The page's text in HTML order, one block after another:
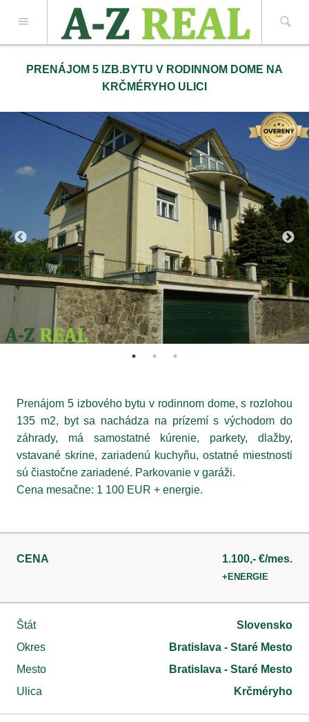
Z REAL spol. s r.o.
PRENÁJOM 5 IZB.BYTU V RODINNOM DOME NA
KRČMÉRYHO ULICI
Prenájom 5 izbového bytu v rodinnom dome, s rozlohou
135 m2, byt sa nachádza na prízemí s východom do
záhrady, má samostatné kúrenie, parkety, dlažby,
vstavané skrine, zariadenú kuchyňu, ostatné miestnosti
sú čiastočne zariadené. Parkovanie v garáži.
Cena mesačne: 1 100 EUR + energie.
CENA 1.100,- €/mes.
+ENERGIE
Štát
Slovensko
Okres
Bratislava - Staré Mesto
Mesto
Bratislava - Staré Mesto
Ulica
Krčméryho